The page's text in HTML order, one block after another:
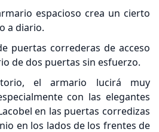
espacioso crea un cierto
a diario.
puertas correderas de acceso
de dos puertas sin esfuerzo.
el armario lucirá muy
con las elegantes
en las puertas corredizas
en los lados de los frentes de